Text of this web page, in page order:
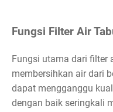
Fungsi Filter Air
Fungsi utama dari filter
membersihkan air dari
dapat mengganggu
dengan baik seringkali